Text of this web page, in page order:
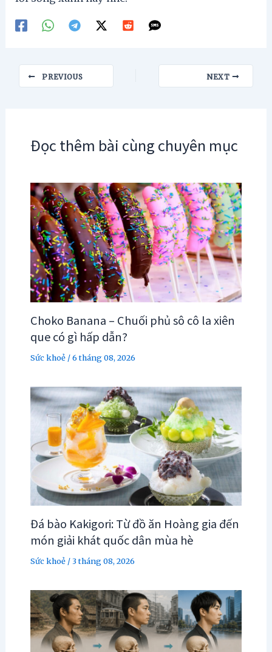
navigation
PREVIOUS NEXT
Đọc thêm bài cùng chuyên mục
Choko Banana – Chuối phủ sô cô la xiên
que có gì hấp dẫn?
Sức khoẻ/6 tháng 08, 2026
Đá bào Kakigori: Từ đồ ăn Hoàng gia đến
món giải khát quốc dân mùa hè
Sức khoẻ/3 tháng 08, 2026